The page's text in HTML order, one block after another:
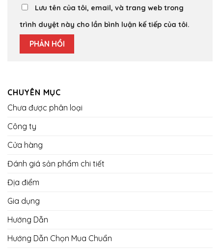
Lưu tên của tôi, email, và trang web trong
trình duyệt này cho lần bình luận kế tiếp của tôi.
CHUYÊN MỤC
Chưa được phân loại
Công ty
Cửa hàng
Đánh giá sản phẩm chi tiết
Địa điểm
Gia dụng
Hướng Dẫn
Hướng Dẫn Chọn Mua Chuẩn